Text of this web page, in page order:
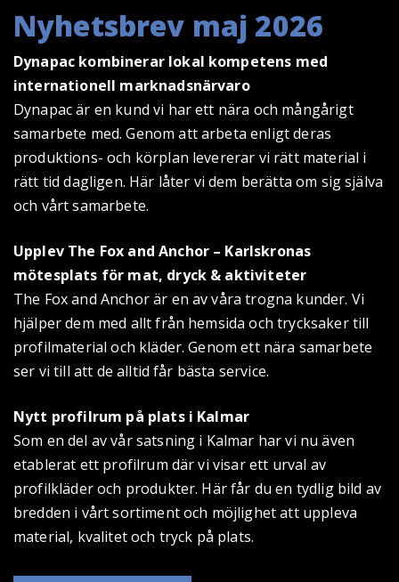
Nyhetsbrev maj 2026
Dynapac kombinerar lokal kompetens med
internationell marknadsnärvaro
Dynapac är en kund vi har ett nära och mångårigt
samarbete med. Genom att arbeta enligt deras
produktions- och körplan levererar vi rätt material i
rätt tid dagligen. Här låter vi dem berätta om sig själva
och vårt samarbete.
Upplev The Fox and Anchor – Karlskronas
mötesplats för mat, dryck & aktiviteter
The Fox and Anchor är en av våra trogna kunder. Vi
hjälper dem med allt från hemsida och trycksaker till
profilmaterial och kläder. Genom ett nära samarbete
ser vi till att de alltid får bästa service.
Nytt profilrum på plats i Kalmar
Som en del av vår satsning i Kalmar har vi nu även
etablerat ett profilrum där vi visar ett urval av
profilkläder och produkter. Här får du en tydlig bild av
bredden i vårt sortiment och möjlighet att uppleva
material, kvalitet och tryck på plats.